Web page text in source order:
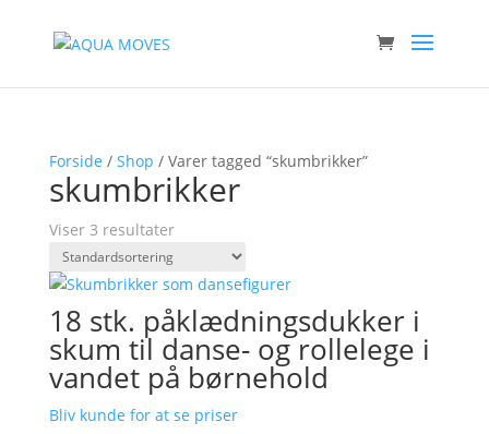
Forside / Shop / Varer tagged “skumbrikker”
skumbrikker
Viser 3 resultater
18 stk. påklædningsdukker i
skum til danse- og rollelege i
vandet på børnehold
Bliv kunde for at se priser